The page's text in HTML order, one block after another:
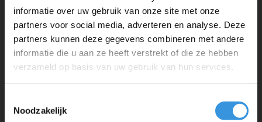
informatie over uw gebruik van onze site met onze
partners voor social media, adverteren en analyse. Deze
partners kunnen deze gegevens combineren met andere
informatie die u aan ze heeft verstrekt of die ze hebben
verzameld op basis van uw gebruik van hun services.
Noodzakelijk
Waarom Micro Step?
Micro Mobility is de uitvinder van de compacte vouwstep en de
liefde in Zwitserland ontwikkeld. Ze zijn uitgebreid getest op